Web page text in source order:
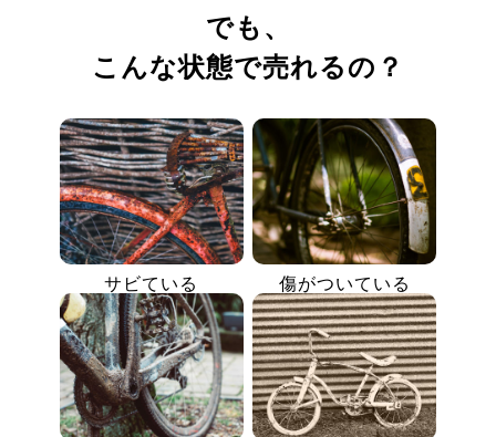
でも、
こんな状態で売れるの？
サビている 傷がついている